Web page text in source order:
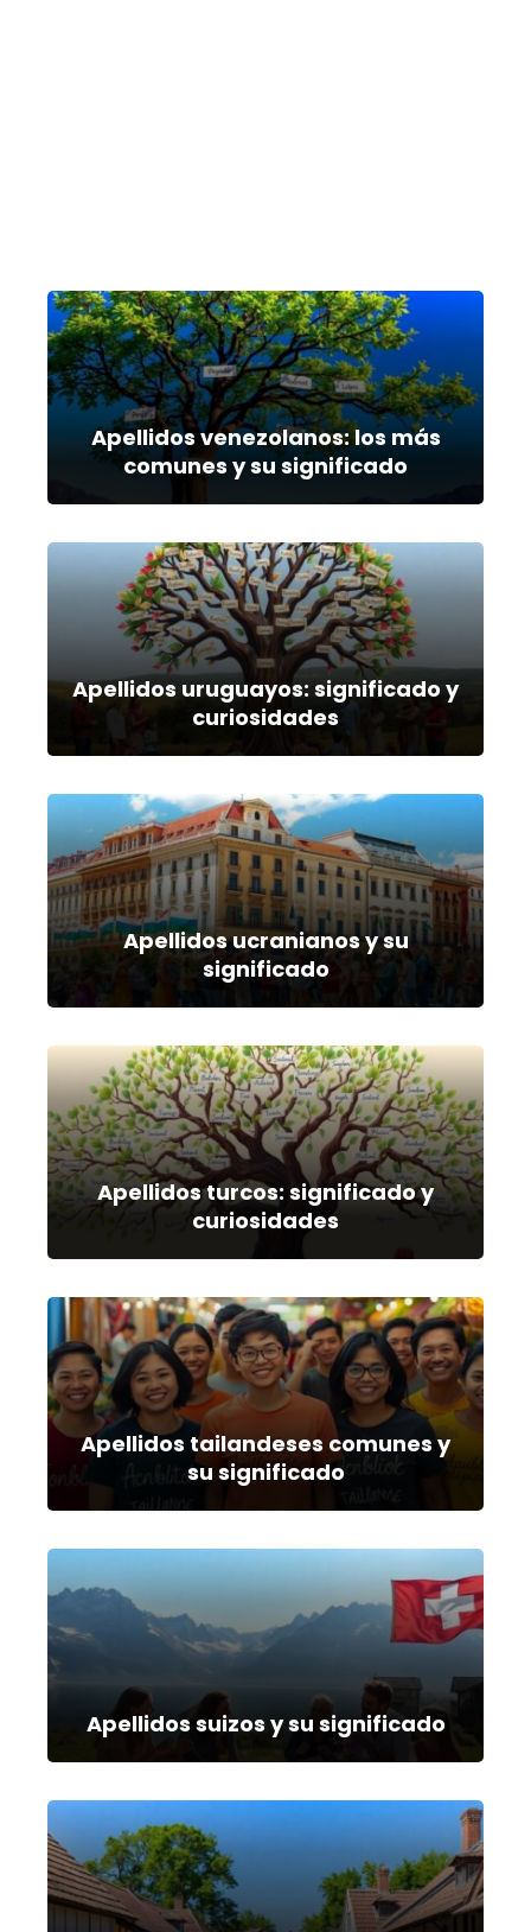
Apellidos venezolanos: los más
comunes y su significado
Apellidos uruguayos: significado y
curiosidades
Apellidos ucranianos y su
significado
Apellidos turcos: significado y
curiosidades
Apellidos tailandeses comunes y
su significado
Apellidos suizos y su significado